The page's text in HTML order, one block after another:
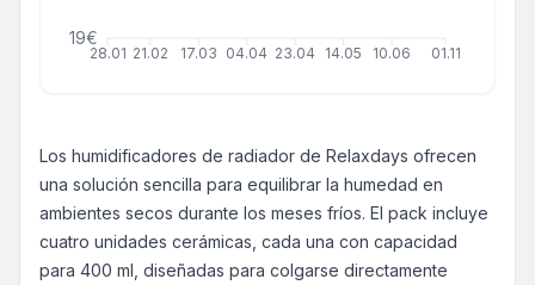
28.01 21.02 17.03 04.04 23.04 14.05 10.06 01.11
19€
Los humidificadores de radiador de Relaxdays ofrecen
una solución sencilla para equilibrar la humedad en
ambientes secos durante los meses fríos. El pack incluye
cuatro unidades cerámicas, cada una con capacidad
para 400 ml, diseñadas para colgarse directamente